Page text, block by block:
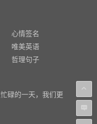
心情签名
唯美英语
哲理句子
碌的一天，我们更